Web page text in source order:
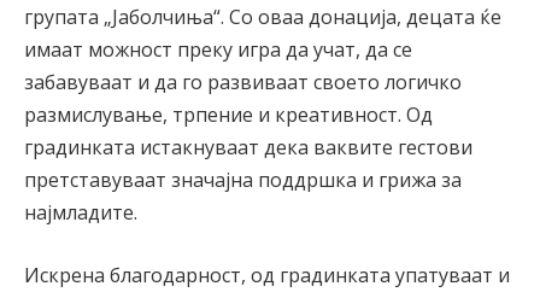
групата „Јаболчиња“. Со оваа донација, децата ќе
имаат можност преку игра да учат, да се
забавуваат и да го развиваат своето логичко
размислување, трпение и креативност. Од
градинката истакнуваат дека ваквите гестови
претставуваат значајна поддршка и грижа за
најмладите.
Искрена благодарност, од градинката упатуваат и